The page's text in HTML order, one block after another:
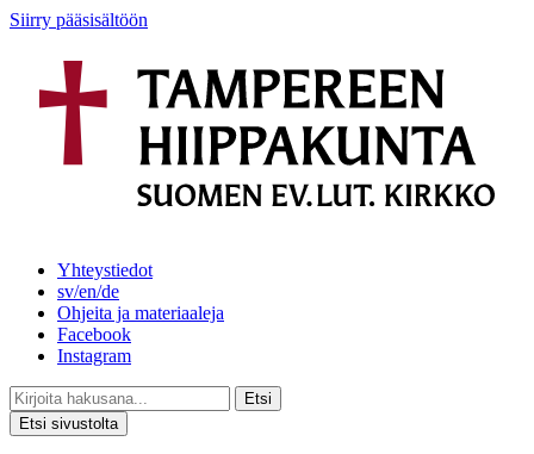
Siirry pääsisältöön
Yhteystiedot
sv/en/de
Ohjeita ja materiaaleja
Facebook
Instagram
Etsi
Etsi sivustolta